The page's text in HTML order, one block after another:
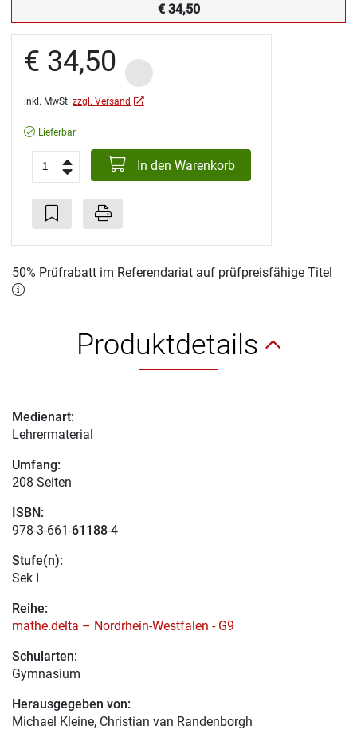
€ 34,50
€ 34,50
inkl. MwSt. zzgl. Versand
Lieferbar
In den Warenkorb
50% Prüfrabatt im Referendariat auf prüfpreisfähige Titel
Produktdetails
Medienart:
Lehrermaterial
Umfang:
208 Seiten
ISBN:
978-3-661-61188-4
Stufe(n):
Sek I
Reihe:
mathe.delta – Nordrhein-Westfalen - G9
Schularten:
Gymnasium
Herausgegeben von:
Michael Kleine, Christian van Randenborgh